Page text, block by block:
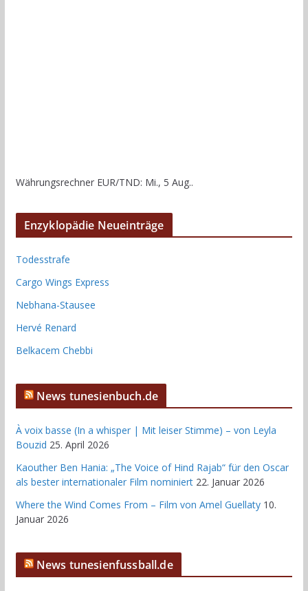
Währungsrechner EUR/TND: Mi., 5 Aug..
Enzyklopädie Neueinträge
Todesstrafe
Cargo Wings Express
Nebhana-Stausee
Hervé Renard
Belkacem Chebbi
News tunesienbuch.de
À voix basse (In a whisper | Mit leiser Stimme) – von Leyla
Bouzid 25. April 2026
Kaouther Ben Hania: „The Voice of Hind Rajab“ für den Oscar
als bester internationaler Film nominiert 22. Januar 2026
Where the Wind Comes From – Film von Amel Guellaty 10.
Januar 2026
News tunesienfussball.de